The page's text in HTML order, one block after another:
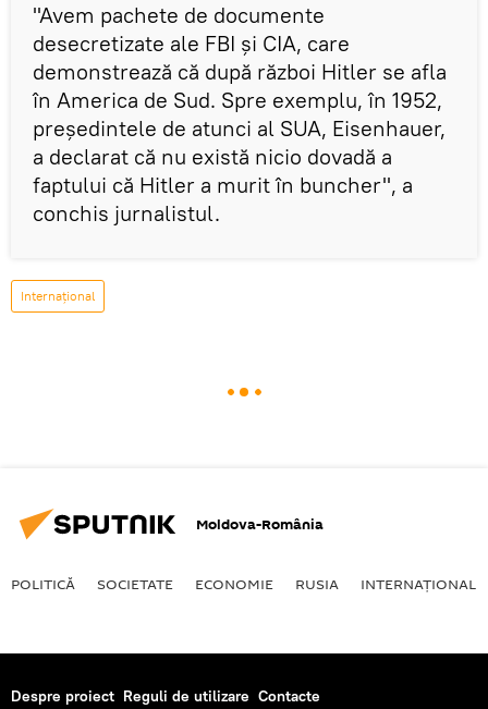
"Avem pachete de documente
desecretizate ale FBI și CIA, care
demonstrează că după război Hitler se afla
în America de Sud. Spre exemplu, în 1952,
președintele de atunci al SUA, Eisenhauer,
a declarat că nu există nicio dovadă a
faptului că Hitler a murit în buncher", a
conchis jurnalistul.
Internaţional
Moldova-România
POLITICĂ SOCIETATE ECONOMIE RUSIA INTERNAŢIONAL
Despre proiect Reguli de utilizare Contacte